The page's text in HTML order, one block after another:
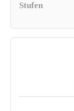
Stufen